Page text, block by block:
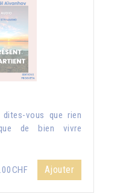
vous que rien
de bien vivre
Ajouter